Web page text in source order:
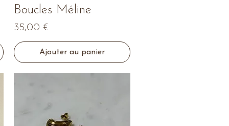
Aperçu rapide
Boucles Méline
Prix
35,00 €
Ajouter au panier